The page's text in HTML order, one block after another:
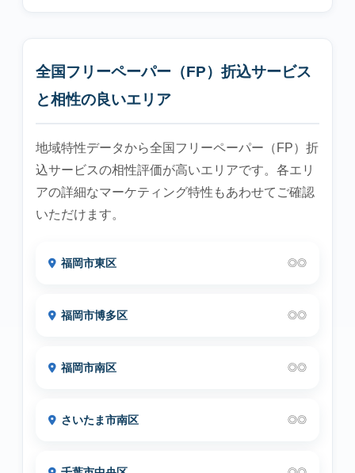
全国フリーペーパー（FP）折込サービス
と相性の良いエリア
地域特性データから全国フリーペーパー（FP）折
込サービスの相性評価が高いエリアです。各エリ
アの詳細なマーケティング特性もあわせてご確認
いただけます。
福岡市東区 ◎◎
福岡市博多区 ◎◎
福岡市南区 ◎◎
さいたま市南区 ◎◎